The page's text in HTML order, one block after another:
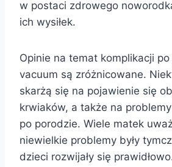
w postaci zdrowego
ich wysiłek.
Opinie na temat komplikacji
vacuum są zróżnicowane.
skarżą się na pojawienie się
krwiaków, a także na
po porodzie. Wiele matek
niewielkie problemy były
dzieci rozwijały się